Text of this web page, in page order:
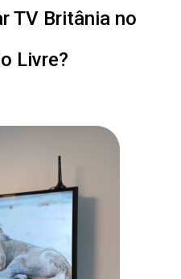
TV Britânia no
Livre?